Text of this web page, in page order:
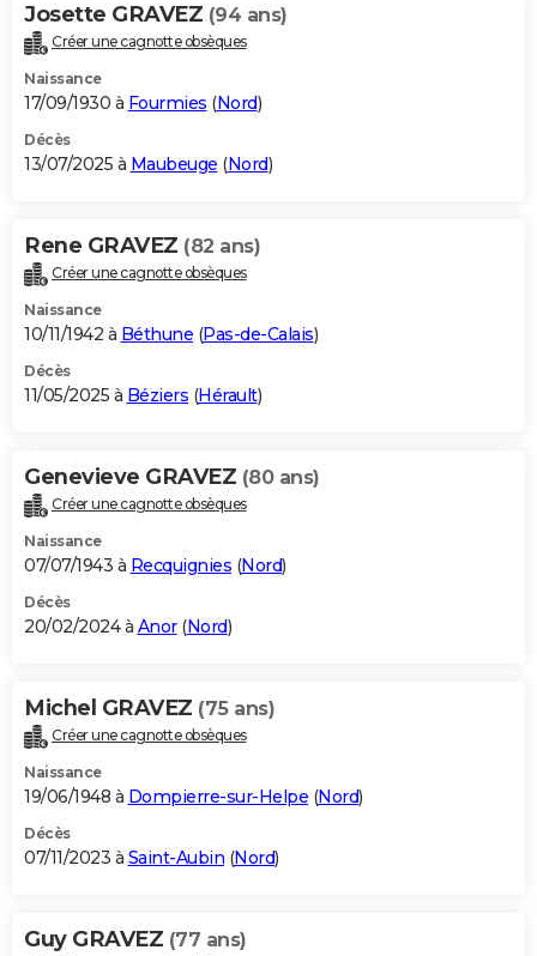
Josette GRAVEZ (94 ans)
Créer une cagnotte obsèques
Naissance
17/09/1930 à Fourmies (Nord)
Décès
13/07/2025 à Maubeuge (Nord)
Rene GRAVEZ (82 ans)
Créer une cagnotte obsèques
Naissance
10/11/1942 à Béthune (Pas-de-Calais)
Décès
11/05/2025 à Béziers (Hérault)
Genevieve GRAVEZ (80 ans)
Créer une cagnotte obsèques
Naissance
07/07/1943 à Recquignies (Nord)
Décès
20/02/2024 à Anor(Nord)
Michel GRAVEZ (75 ans)
Créer une cagnotte obsèques
Naissance
19/06/1948 à Dompierre-sur-Helpe (Nord)
Décès
07/11/2023 à Saint-Aubin (Nord)
Guy GRAVEZ (77 ans)